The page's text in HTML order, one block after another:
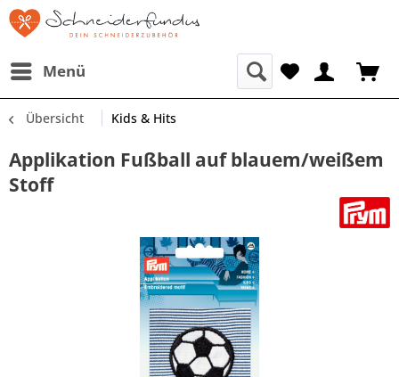
Menü
Übersicht Kids & Hits
Applikation Fußball auf blauem/weißem
Stoff